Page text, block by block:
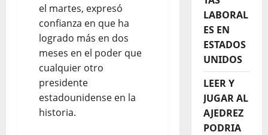
el martes, expresó
confianza en que ha
logrado más en dos
meses en el poder que
cualquier otro
presidente
estadounidense en la
historia.
LABORAL
ES EN
ESTADOS
UNIDOS
LEER Y
JUGAR AL
AJEDREZ
PODRIA